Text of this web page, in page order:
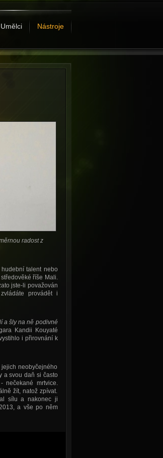
Umělci Nástroje
radost z
talent nebo
říše Mali.
jste-li považován
provádět i
a šly na ně podivné
Kandii Kouyaté
i přirovnání k
neobyčejného
a svou daň si často
nečekané mrtvice.
žít, natož zpívat.
sílu a nakonec ji
a vše po něm